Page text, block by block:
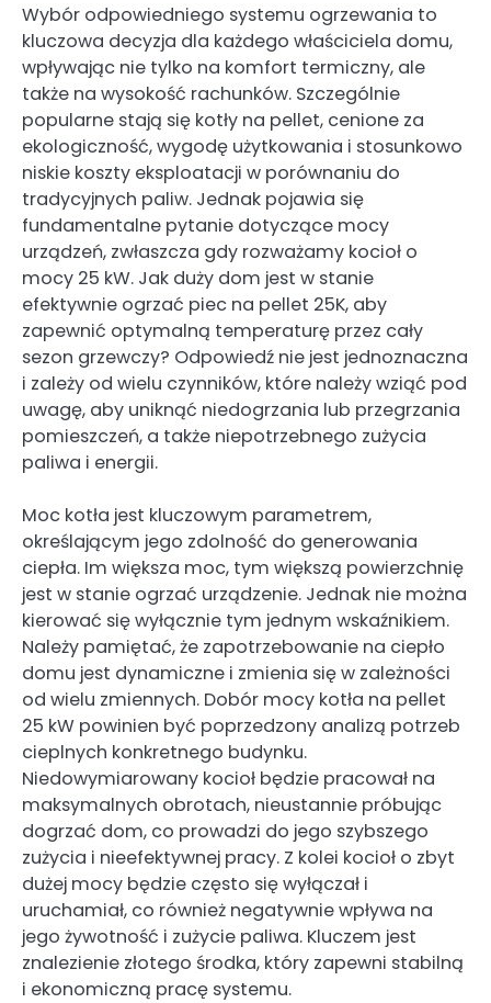
Wybór odpowiedniego systemu ogrzewania to
kluczowa decyzja dla każdego właściciela domu,
wpływając nie tylko na komfort termiczny, ale
także na wysokość rachunków. Szczególnie
popularne stają się kotły na pellet, cenione za
ekologiczność, wygodę użytkowania i stosunkowo
niskie koszty eksploatacji w porównaniu do
tradycyjnych paliw. Jednak pojawia się
fundamentalne pytanie dotyczące mocy
urządzeń, zwłaszcza gdy rozważamy kocioł o
mocy 25 kW. Jak duży dom jest w stanie
efektywnie ogrzać piec na pellet 25K, aby
zapewnić optymalną temperaturę przez cały
sezon grzewczy? Odpowiedź nie jest jednoznaczna
i zależy od wielu czynników, które należy wziąć pod
uwagę, aby uniknąć niedogrzania lub przegrzania
pomieszczeń, a także niepotrzebnego zużycia
paliwa i energii.
Moc kotła jest kluczowym parametrem,
określającym jego zdolność do generowania
ciepła. Im większa moc, tym większą powierzchnię
jest w stanie ogrzać urządzenie. Jednak nie można
kierować się wyłącznie tym jednym wskaźnikiem.
Należy pamiętać, że zapotrzebowanie na ciepło
domu jest dynamiczne i zmienia się w zależności
od wielu zmiennych. Dobór mocy kotła na pellet
25 kW powinien być poprzedzony analizą potrzeb
cieplnych konkretnego budynku.
Niedowymiarowany kocioł będzie pracował na
maksymalnych obrotach, nieustannie próbując
dogrzać dom, co prowadzi do jego szybszego
zużycia i nieefektywnej pracy. Z kolei kocioł o zbyt
dużej mocy będzie często się wyłączał i
uruchamiał, co również negatywnie wpływa na
jego żywotność i zużycie paliwa. Kluczem jest
znalezienie złotego środka, który zapewni stabilną
i ekonomiczną pracę systemu.